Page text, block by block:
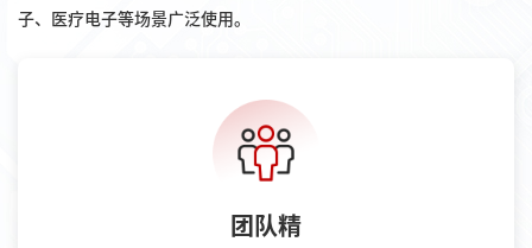
子、医疗电子等场景广泛使用。
团队精